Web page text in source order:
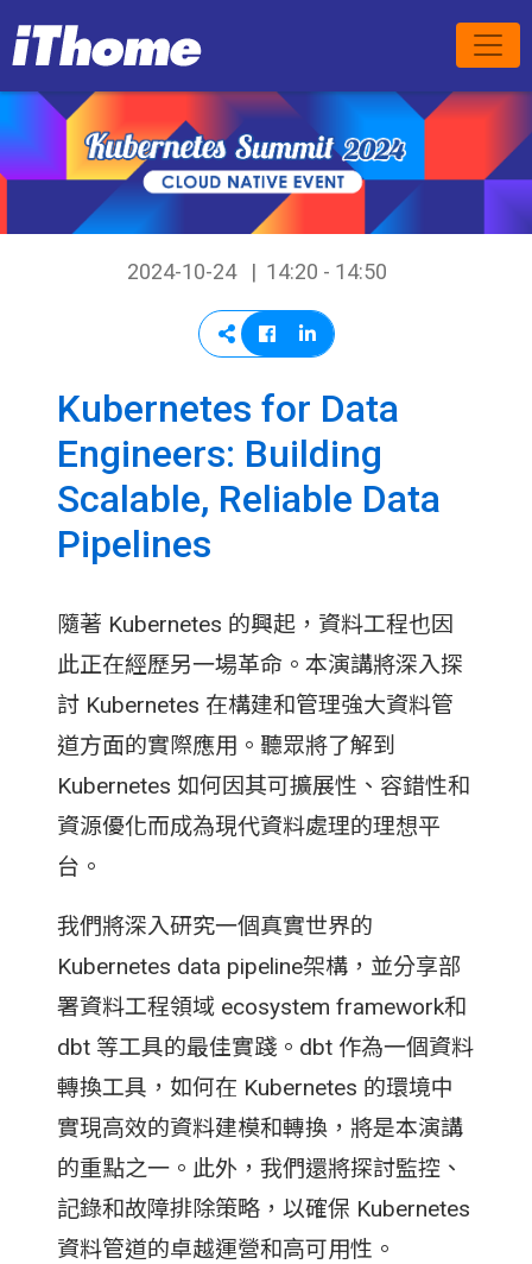
2024-10-24 14:20 - 14:50
Kubernetes for Data
Engineers: Building
Scalable, Reliable Data
Pipelines
隨著 Kubernetes 的興起，資料工程也因
此正在經歷另一場革命。本演講將深入探
討 Kubernetes 在構建和管理強大資料管
道方面的實際應用。聽眾將了解到
Kubernetes 如何因其可擴展性、容錯性和
資源優化而成為現代資料處理的理想平
台。
我們將深入研究一個真實世界的
Kubernetes data pipeline架構，並分享部
署資料工程領域 ecosystem framework和
dbt 等工具的最佳實踐。dbt 作為一個資料
轉換工具，如何在 Kubernetes 的環境中
實現高效的資料建模和轉換，將是本演講
的重點之一。此外，我們還將探討監控、
記錄和故障排除策略，以確保 Kubernetes
資料管道的卓越運營和高可用性。